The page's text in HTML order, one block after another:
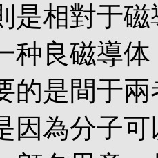
是相對于
种良磁導
的是間于
因為分子